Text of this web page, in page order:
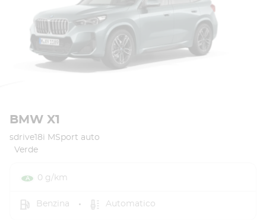
BMW X1
sdrive18i MSport auto
Verde
0 g/km
Benzina Automatico